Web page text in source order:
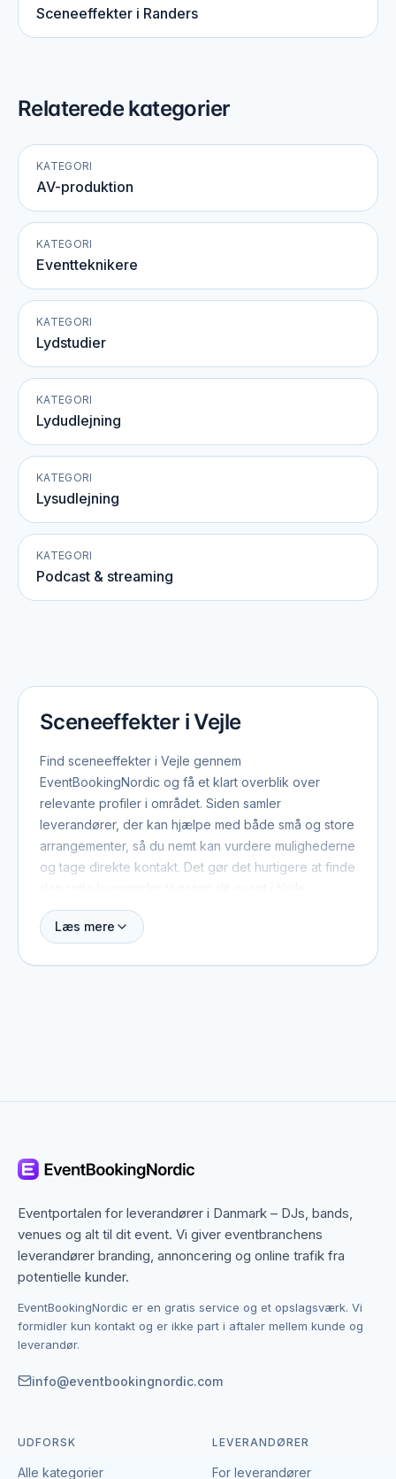
Sceneeffekter i Randers
Relaterede kategorier
KATEGORI
AV-produktion
KATEGORI
Eventteknikere
KATEGORI
Lydstudier
KATEGORI
Lydudlejning
KATEGORI
Lysudlejning
KATEGORI
Podcast & streaming
Sceneeffekter i Vejle
Find sceneeffekter i Vejle gennem
EventBookingNordic og få et klart overblik over
relevante profiler i området. Siden samler
leverandører, der kan hjælpe med både små og store
arrangementer, så du nemt kan vurdere mulighederne
og tage direkte kontakt. Det gør det hurtigere at finde
Når du booker sceneeffekter i Vejle, er der typisk et
Vejle dækker både centrum og omegn, og mange
base i Vejle, men også specialister fra nabobyer, der
hvis du har en bestemt stil, et bestemt budget eller en
speciel ramme i tankerne.
Kontakten foregår altid direkte mellem dig og den
EventBookingNordic er en åben portal – vi tager
hverken gebyr eller provision, og du laver aftalen på
præcisere leverancen og indgå en aftale, der passer
Læs mere
Eventportalen for leverandører i Danmark – DJs, bands,
venues og alt til dit event. Vi giver eventbranchens
leverandører branding, annoncering og online trafik fra
potentielle kunder.
EventBookingNordic er en gratis service og et opslagsværk. Vi
formidler kun kontakt og er ikke part i aftaler mellem kunde og
leverandør.
info@eventbookingnordic.com
UDFORSK
Alle kategorier
LEVERANDØRER
For leverandører